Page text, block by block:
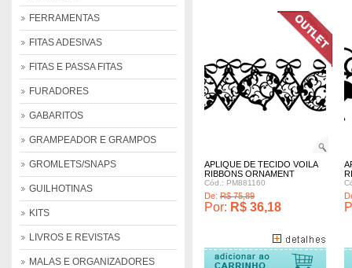
FERRAMENTAS
FITAS ADESIVAS
FITAS E PASSA FITAS
FURADORES
GABARITOS
GRAMPEADOR E GRAMPOS
GROMLETS/SNAPS
GUILHOTINAS
KITS
LIVROS E REVISTAS
MALAS E ORGANIZADORES
APLIQUE DE TECIDO VOILA
RIBBONS ORNAMENT
Cód.: PM881160
De: R$ 75,89
Por: R$ 36,18
Comprar Comprar